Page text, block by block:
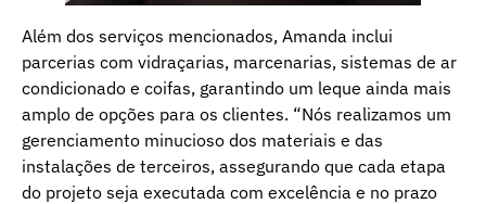
Além dos serviços mencionados, Amanda inclui
parcerias com vidraçarias, marcenarias, sistemas de ar
condicionado e coifas, garantindo um leque ainda mais
amplo de opções para os clientes. “Nós realizamos um
gerenciamento minucioso dos materiais e das
instalações de terceiros, assegurando que cada etapa
do projeto seja executada com excelência e no prazo